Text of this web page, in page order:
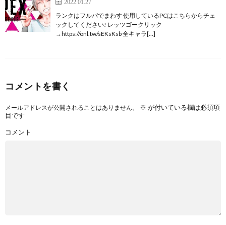
2022.01.27
ランクはフルパでまわす 使用しているPCはこちらからチェ
ックしてください! レッツゴークリック
→https://onl.tw/sEKsKsb 全キャラ[…]
コメントを書く
メールアドレスが公開されることはありません。 ※ が付いている欄は必須項
目です
コメント